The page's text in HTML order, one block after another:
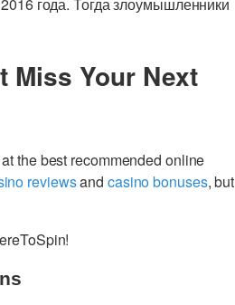
Miss Your Next
the best recommended online
reviewsand casino bonuses, but